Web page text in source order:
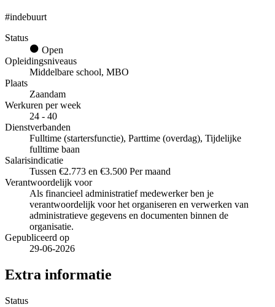
#indebuurt
Status
Open
Opleidingsniveaus
Middelbare school, MBO
Plaats
Zaandam
Werkuren per week
24 - 40
Dienstverbanden
Fulltime (startersfunctie), Parttime (overdag), Tijdelijke
fulltime baan
Salarisindicatie
Tussen €2.773 en €3.500 Per maand
Verantwoordelijk voor
Als financieel administratief medewerker ben je
verantwoordelijk voor het organiseren en verwerken van
administratieve gegevens en documenten binnen de
organisatie.
Gepubliceerd op
29-06-2026
Extra informatie
Status